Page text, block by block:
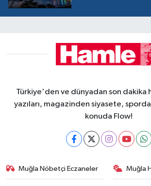
Türkiye'den ve dünyadan son dakika
yazıları, magazinden siyasete,
konuda Flow!
Muğla Nöbetçi Eczaneler Muğla